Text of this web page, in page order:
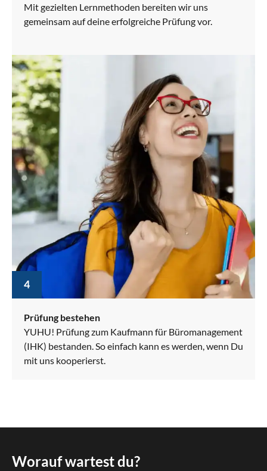
Mit gezielten Lernmethoden bereiten wir uns
gemeinsam auf deine erfolgreiche Prüfung vor.
4
Prüfung bestehen
YUHU! Prüfung zum Kaufmann für Büromanagement
(IHK) bestanden. So einfach kann es werden, wenn Du
mit uns kooperierst.
Worauf wartest du?